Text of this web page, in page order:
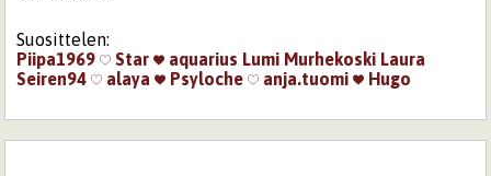
Suosittelen:
Piipa1969
Star aquarius Lumi Murhekoski Laura
Seiren94
alaya Psyloche anja.tuomi Hugo